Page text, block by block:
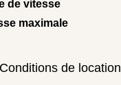
de vitesse
maximale
Conditions de location